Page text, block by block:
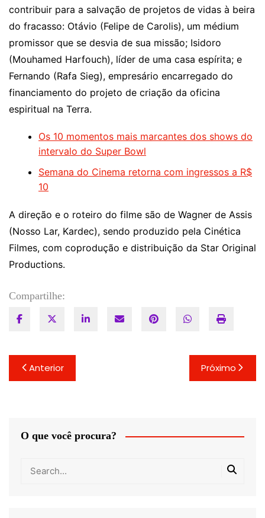
contribuir para a salvação de projetos de vidas à beira
do fracasso: Otávio (Felipe de Carolis), um médium
promissor que se desvia de sua missão; Isidoro
(Mouhamed Harfouch), líder de uma casa espírita; e
Fernando (Rafa Sieg), empresário encarregado do
financiamento do projeto de criação da oficina
espiritual na Terra.
Os 10 momentos mais marcantes dos shows do
intervalo do Super Bowl
Semana do Cinema retorna com ingressos a R$
10
A direção e o roteiro do filme são de Wagner de Assis
(Nosso Lar, Kardec), sendo produzido pela Cinética
Filmes, com coprodução e distribuição da Star Original
Productions.
Compartilhe:
Navegação
de
Anterior Próximo
O que você procura?